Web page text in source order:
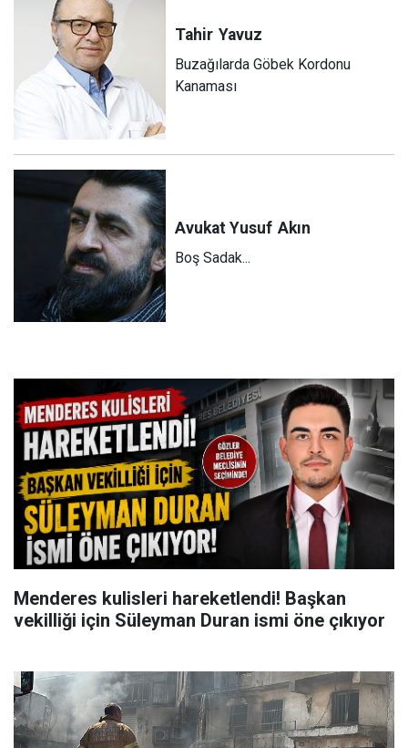
Tahir Yavuz
Buzağılarda Göbek Kordonu
Kanaması
Avukat Yusuf Akın
Boş Sadak...
Menderes kulisleri hareketlendi! Başkan
vekilliği için Süleyman Duran ismi öne çıkıyor